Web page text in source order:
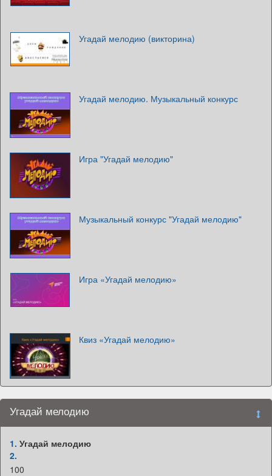
Угадай мелодию (викторина)
Угадай мелодию. Музыкальный конкурс
Игра "Угадай мелодию"
Музыкальный конкурс "Угадай мелодию"
Игра «Угадай мелодию»
Квиз «Угадай мелодию»
Угадай мелодию
1. Угадай мелодию
2.
100